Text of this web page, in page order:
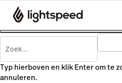
Typ hierboven en klik Enter om te
annuleren.